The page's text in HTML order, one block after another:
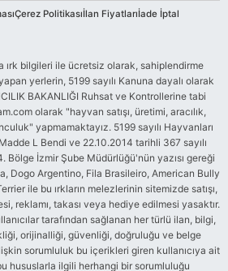
Çerez Politikasıİlan Fiyatlarıİade İptal
ırk bilgileri ile ücretsiz olarak, sahiplendirme
yerlerin, 5199 sayılı Kanuna dayalı olarak
BAKANLIĞI Ruhsat ve Kontrollerine tabi
olarak "hayvan satışı, üretimi, aracılık,
yapmamaktayız. 5199 sayılı Hayvanları
L Bendi ve 22.10.2014 tarihli 367 sayılı
Bölge İzmir Şube Müdürlüğü'nün yazısı gereği
Dogo Argentino, Fila Brasileiro, American Bully
ile bu ırkların melezlerinin sitemizde satışı,
reklamı, takası veya hediye edilmesi yasaktır.
tarafından sağlanan her türlü ilan, bilgi,
orijinalliği, güvenliği, doğruluğu ve belge
sorumluluk bu içerikleri giren kullanıcıya ait
hususlarla ilgili herhangi bir sorumluluğu